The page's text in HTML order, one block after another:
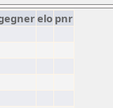
elo pnr